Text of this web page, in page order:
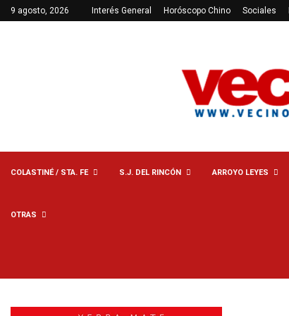
9 agosto, 2026 Interés General Horóscopo Chino Sociales
COLASTINÉ / STA. FE S.J. DEL RINCÓN ARROYO LEYES
OTRAS